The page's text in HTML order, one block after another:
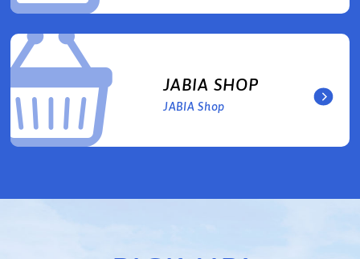
JABIA SHOP
JABIA Shop